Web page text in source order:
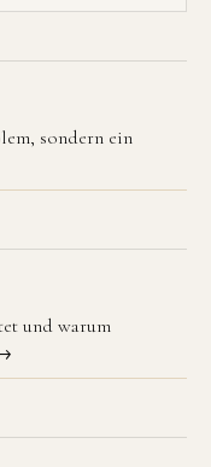
sondern ein
und warum